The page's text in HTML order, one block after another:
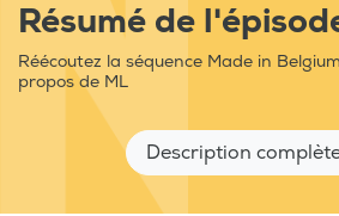
Résumé de
Réécoutez la séquence Made in
propos de ML
Description